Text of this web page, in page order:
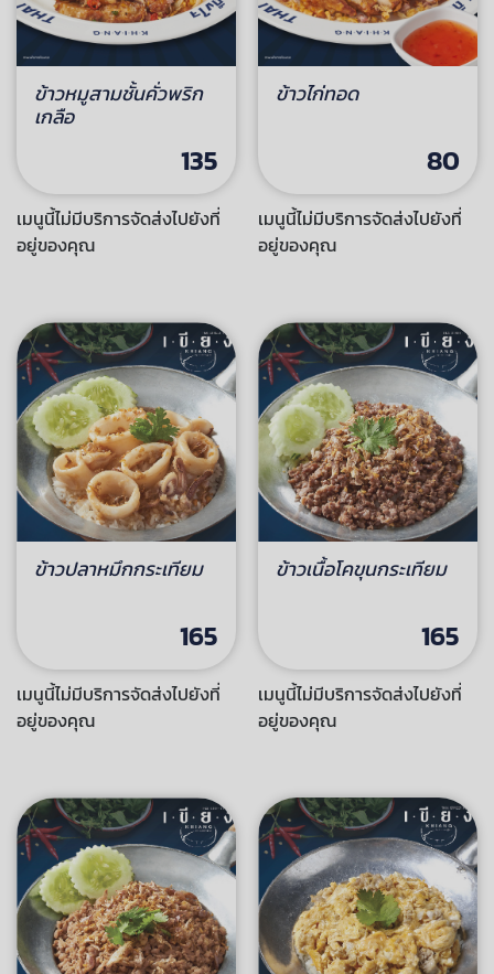
ข้าวหมูสามชั้นคั่วพริก
เกลือ
135
เมนูนี้ไม่มีบริการจัดส่งไปยังที่
อยู่ของคุณ
ข้าวไก่ทอด
80
เมนูนี้ไม่มีบริการจัดส่งไปยังที่
อยู่ของคุณ
ข้าวปลาหมึกกระเทียม
165
เมนูนี้ไม่มีบริการจัดส่งไปยังที่
อยู่ของคุณ
ข้าวเนื้อโคขุนกระเทียม
165
เมนูนี้ไม่มีบริการจัดส่งไปยังที่
อยู่ของคุณ